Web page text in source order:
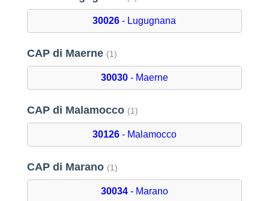
30026 - Lugugnana
CAP di Maerne (1)
30030- Maerne
CAP di Malamocco (1)
30126- Malamocco
CAP di Marano (1)
30034- Marano